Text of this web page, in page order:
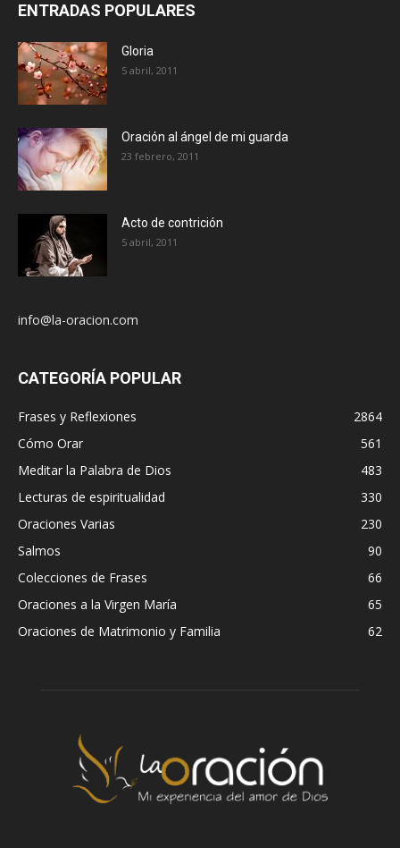
ENTRADAS POPULARES
Gloria
5 abril, 2011
Oración al ángel de mi guarda
23 febrero, 2011
Acto de contrición
5 abril, 2011
info@la-oracion.com
CATEGORÍA POPULAR
Frases y Reflexiones
2864
Cómo Orar
561
Meditar la Palabra de Dios
483
Lecturas de espiritualidad
330
Oraciones Varias
230
Salmos
90
Colecciones de Frases
66
Oraciones a la Virgen María
65
Oraciones de Matrimonio y Familia
62